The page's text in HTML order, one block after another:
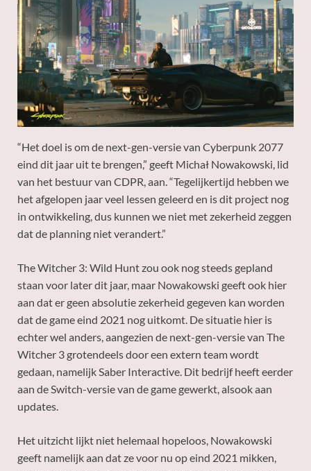
“Het doel is om de next-gen-versie van Cyberpunk 2077
eind dit jaar uit te brengen,” geeft Michał Nowakowski, lid
van het bestuur van CDPR, aan. “Tegelijkertijd hebben we
het afgelopen jaar veel lessen geleerd en is dit project nog
in ontwikkeling, dus kunnen we niet met zekerheid zeggen
dat de planning niet verandert.”
The Witcher 3: Wild Hunt zou ook nog steeds gepland
staan voor later dit jaar, maar Nowakowski geeft ook hier
aan dat er geen absolutie zekerheid gegeven kan worden
dat de game eind 2021 nog uitkomt. De situatie hier is
echter wel anders, aangezien de next-gen-versie van The
Witcher 3 grotendeels door een extern team wordt
gedaan, namelijk Saber Interactive. Dit bedrijf heeft eerder
aan de Switch-versie van de game gewerkt, alsook aan
updates.
Het uitzicht lijkt niet helemaal hopeloos, Nowakowski
geeft namelijk aan dat ze voor nu op eind 2021 mikken,